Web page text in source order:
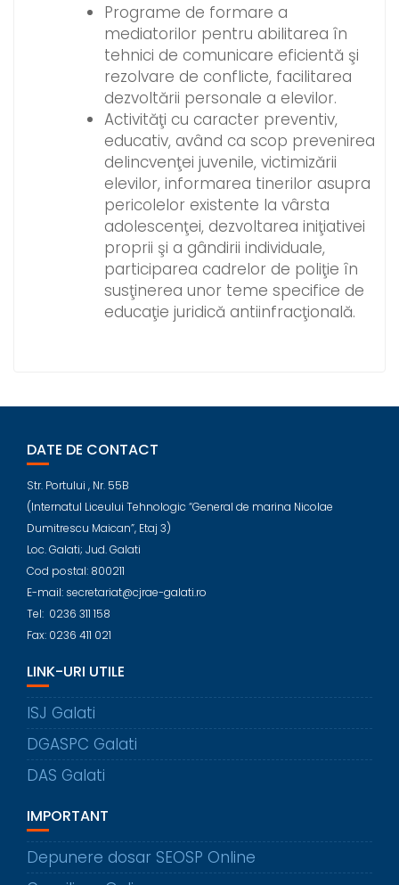
Programe de formare a
mediatorilor pentru abilitarea în
tehnici de comunicare eficientă şi
rezolvare de conflicte, facilitarea
dezvoltării personale a elevilor.
Activităţi cu caracter preventiv,
educativ, având ca scop prevenirea
delincvenţei juvenile, victimizării
elevilor, informarea tinerilor asupra
pericolelor existente la vârsta
adolescenţei, dezvoltarea iniţiativei
proprii şi a gândirii individuale,
participarea cadrelor de poliţie în
susţinerea unor teme specifice de
educaţie juridică antiinfracţională.
DATE DE CONTACT
Str. Portului , Nr. 55B
(Internatul Liceului Tehnologic “General de marina Nicolae
Dumitrescu Maican”, Etaj 3)
Loc. Galati; Jud. Galati
Cod postal: 800211
E-mail: secretariat@cjrae-galati.ro
Tel: 0236 311 158
Fax: 0236 411 021
LINK-URI UTILE
ISJ Galati
DGASPC Galati
DAS Galati
IMPORTANT
Depunere dosar SEOSP Online